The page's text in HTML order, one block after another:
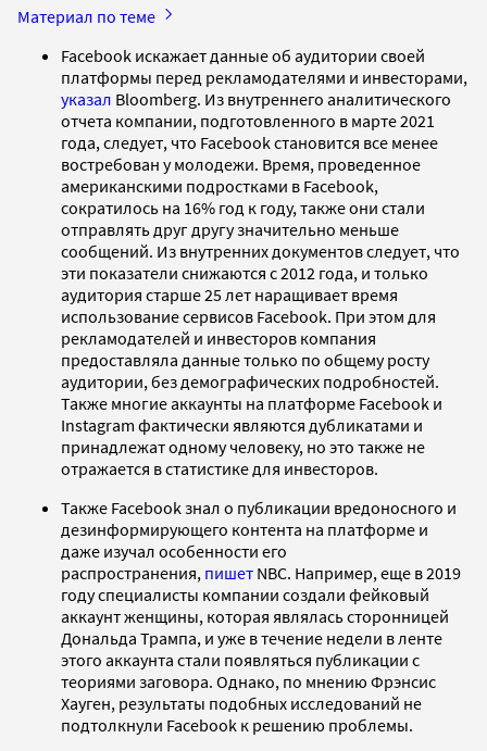
Материал по теме
Facebook искажает данные об аудитории своей
платформы перед рекламодателями и инвесторами,
указал Bloomberg. Из внутреннего аналитического
отчета компании, подготовленного в марте 2021
года, следует, что Facebook становится все менее
востребован у молодежи. Время, проведенное
американскими подростками в Facebook,
сократилось на 16% год к году, также они стали
отправлять друг другу значительно меньше
сообщений. Из внутренних документов следует, что
эти показатели снижаются с 2012 года, и только
аудитория старше 25 лет наращивает время
использование сервисов Facebook. При этом для
рекламодателей и инвесторов компания
предоставляла данные только по общему росту
аудитории, без демографических подробностей.
Также многие аккаунты на платформе Facebook и
Instagram фактически являются дубликатами и
принадлежат одному человеку, но это также не
отражается в статистике для инвесторов.
Также Facebook знал о публикации вредоносного и
дезинформирующего контента на платформе и
даже изучал особенности его
распространения, пишет NBC. Например, еще в 2019
году специалисты компании создали фейковый
аккаунт женщины, которая являлась сторонницей
Дональда Трампа, и уже в течение недели в ленте
этого аккаунта стали появляться публикации с
теориями заговора. Однако, по мнению Фрэнсис
Хауген, результаты подобных исследований не
подтолкнули Facebook к решению проблемы.